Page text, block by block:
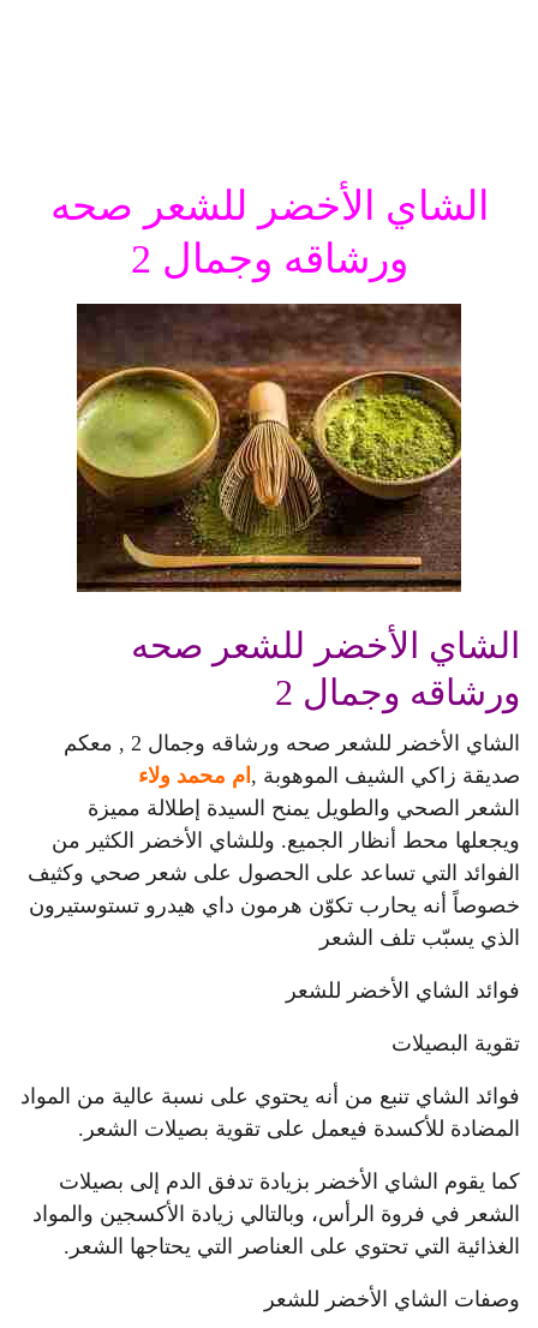
الشاي الأخضر للشعر صحه
ورشاقه وجمال 2
الشاي الأخضر للشعر صحه
ورشاقه وجمال 2
الشاي الأخضر للشعر صحه ورشاقه وجمال 2 , معكم
صديقة زاكي الشيف الموهوبة , ام محمد ولاء
الشعر الصحي والطويل يمنح السيدة إطلالة مميزة
ويجعلها محط أنظار الجميع. وللشاي الأخضر الكثير من
الفوائد التي تساعد على الحصول على شعر صحي وكثيف
خصوصاً أنه يحارب تكوّن هرمون داي هيدرو تستوستيرون
الذي يسبّب تلف الشعر
فوائد الشاي الأخضر للشعر
تقوية البصيلات
فوائد الشاي تنبع من أنه يحتوي على نسبة عالية من المواد
المضادة للأكسدة فيعمل على تقوية بصيلات الشعر.
كما يقوم الشاي الأخضر بزيادة تدفق الدم إلى بصيلات
الشعر في فروة الرأس، وبالتالي زيادة الأكسجين والمواد
الغذائية التي تحتوي على العناصر التي يحتاجها الشعر.
وصفات الشاي الأخضر للشعر